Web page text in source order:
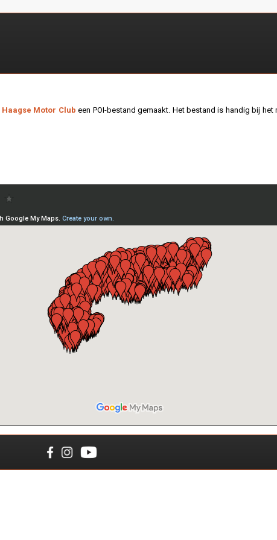
Haagse Motor Club een POI-bestand gemaakt. Het bestand is handig bij